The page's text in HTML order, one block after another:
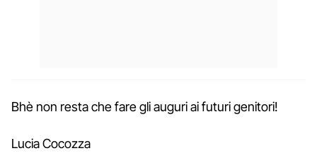
Bhè non resta che fare gli auguri ai futuri genitori!
Lucia Cocozza